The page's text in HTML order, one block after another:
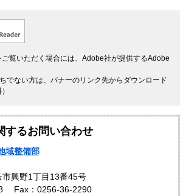
覧いただく場合には、Adobe社が提供するAdobe
でない方は、バナーのリンク先からダウンロード
するお問い合わせ
域整備部
市興野1丁目13番45号
Fax：0256-36-2290